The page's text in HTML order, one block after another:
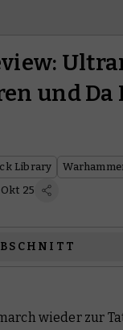
und Da
Library
25
wieder zur